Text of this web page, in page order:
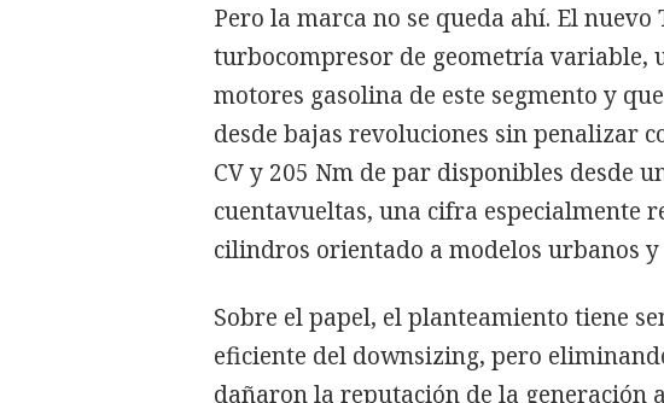
Pero la marca no se queda ahí. El
turbocompresor de geometría variable,
motores gasolina de este segmento y
desde bajas revoluciones sin penalizar
CV y 205 Nm de par disponibles desde
cuentavueltas, una cifra especialmente
cilindros orientado a modelos urbanos y
Sobre el papel, el planteamiento tiene
eficiente del downsizing, pero
dañaron la reputación de la generación